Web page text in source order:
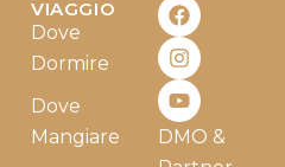
VIAGGIO
Dove
Dormire
Dove
Mangiare
a
c
e
b
o
o
k
n
s
t
a
g
r
a
m
o
u
t
u
b
e
DMO &